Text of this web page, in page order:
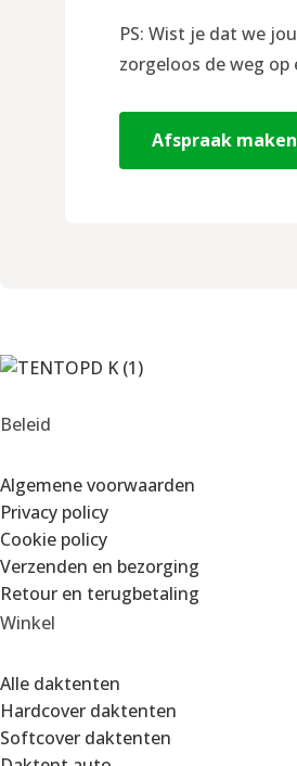
PS: Wist je dat we
zorgeloos de weg
Afspraak maken
Beleid
Algemene voorwaarden
Privacy policy
Cookie policy
Verzenden en bezorging
Retour en terugbetaling
Winkel
Alle daktenten
Hardcover daktenten
Softcover daktenten